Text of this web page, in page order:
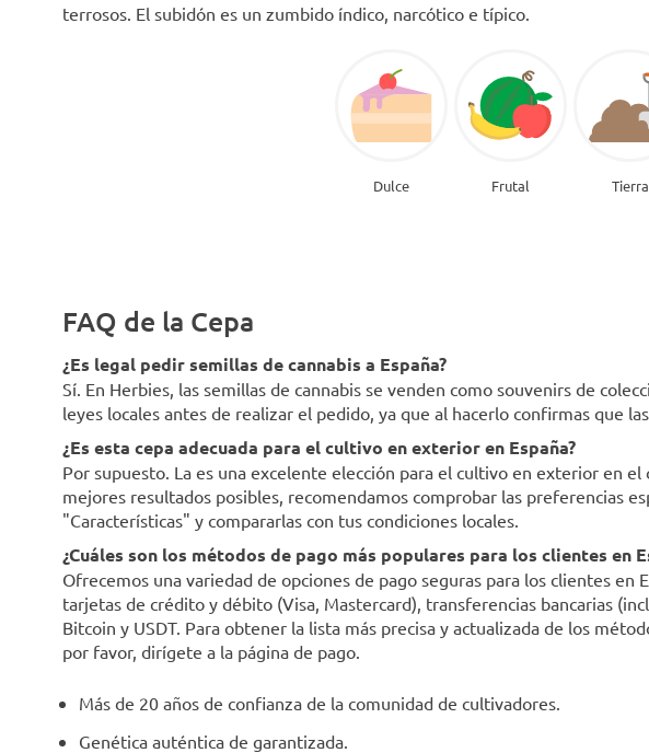
terrosos. El subidón es un zumbido índico, narcótico e típico.
Dulce Frutal Tierra
FAQ de la Cepa
¿Es legal pedir semillas de cannabis a España?
Sí. En Herbies, las semillas de cannabis se venden como souvenirs de
leyes locales antes de realizar el pedido, ya que al hacerlo confirmas que
¿Es esta cepa adecuada para el cultivo en exterior en España?
Por supuesto. La es una excelente elección para el cultivo en exterior en el
mejores resultados posibles, recomendamos comprobar las preferencias
"Características" y compararlas con tus condiciones locales.
¿Cuáles son los métodos de pago más populares para los clientes en
Ofrecemos una variedad de opciones de pago seguras para los clientes en
tarjetas de crédito y débito (Visa, Mastercard), transferencias bancarias
Bitcoin y USDT. Para obtener la lista más precisa y actualizada de los
por favor, dirígete a la página de pago.
Más de 20 años de confianza de la comunidad de cultivadores.
Genética auténtica de garantizada.